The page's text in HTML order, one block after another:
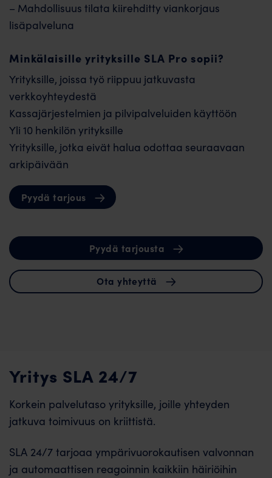
– Mahdollisuus tilata kiirehditty viankorjaus
lisäpalveluna
Minkälaisille yrityksille SLA Pro sopii?
Yrityksille, joissa työ riippuu jatkuvasta
verkkoyhteydestä
Kassajärjestelmien ja pilvipalveluiden käyttöön
Yli 10 henkilön yrityksille
Yrityksille, jotka eivät halua odottaa seuraavaan
arkipäivään
Pyydä tarjous
Pyydä tarjousta
Ota yhteyttä
Yritys SLA 24/7
Korkein palvelutaso yrityksille, joille yhteyden
jatkuva toimivuus on kriittistä.
SLA 24/7 tarjoaa ympärivuorokautisen valvonnan
ja automaattisen reagoinnin kaikkiin häiriöihin